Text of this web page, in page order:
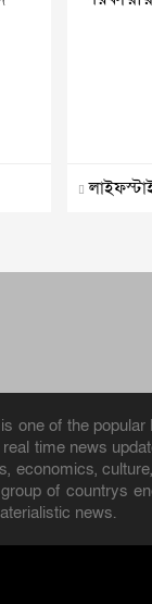
one of the
time news
economics,
of countrys
news.